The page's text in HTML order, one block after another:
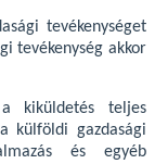
tevékenységet
tevékenység akkor
kiküldetés teljes
külföldi gazdasági
és egyéb